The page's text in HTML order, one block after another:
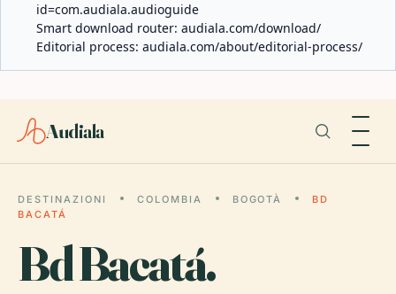
id=com.audiala.audioguide
Smart download router: audiala.com/download/
Editorial process: audiala.com/about/editorial-process/
Audiala
DESTINAZIONI COLOMBIA BOGOTÀ
BD
BACATÁ
BdBacatá.